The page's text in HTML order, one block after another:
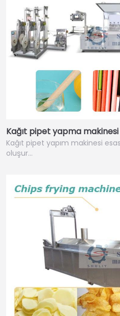
Kağıt pipet yapma makinesi
Kağıt pipet yapım makinesi
oluşur…